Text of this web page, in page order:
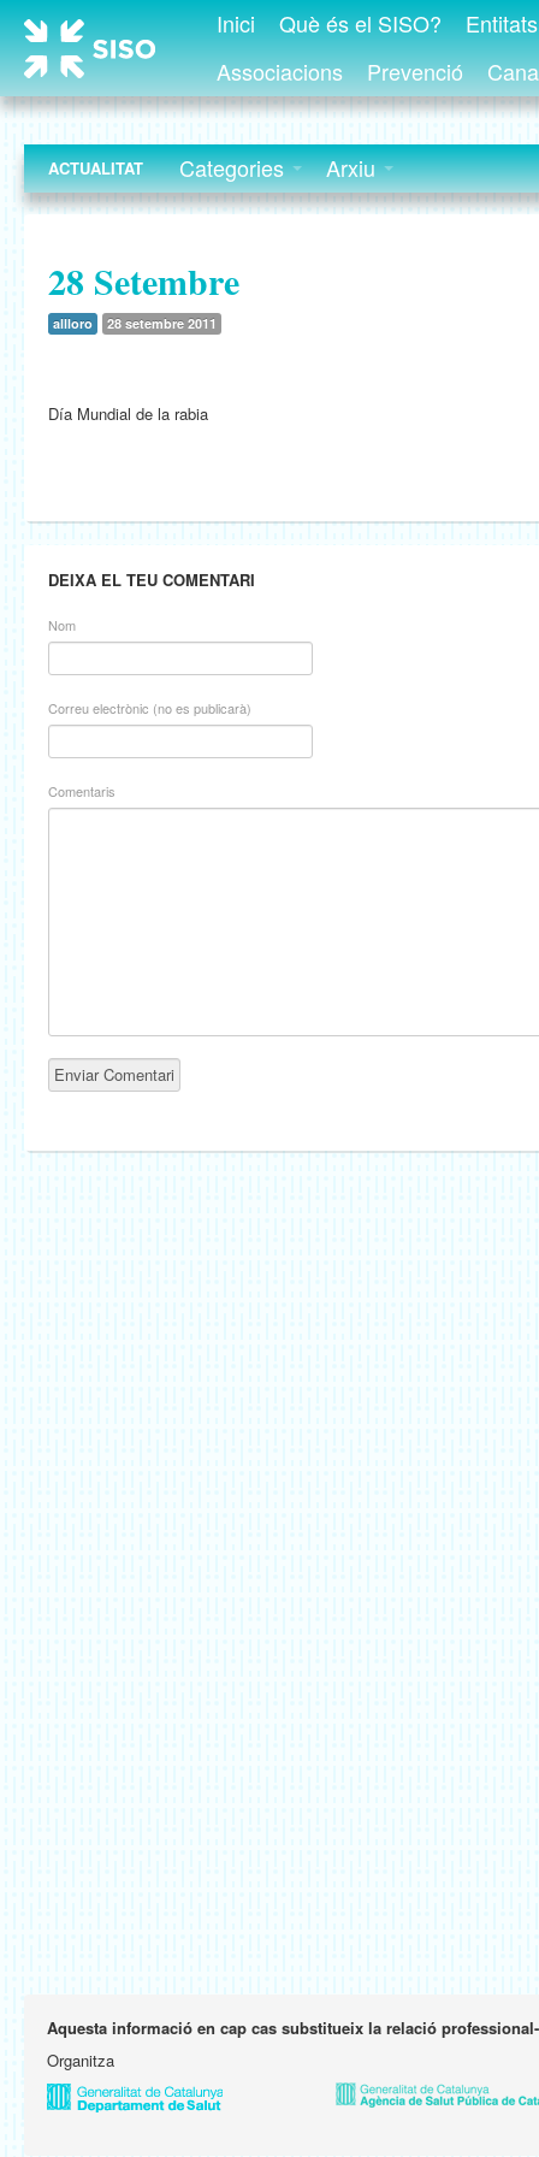
Inici Què és el SISO?
Associacions
Prevenció
ACTUALITAT Categories Arxiu
28 Setembre
allloro 28 setembre 2011
Día Mundial de la rabia
DEIXA EL TEU COMENTARI
Nom
Correu electrònic (no es publicarà)
Comentaris
Aquesta informació en cap cas substitueix la relació
Organitza